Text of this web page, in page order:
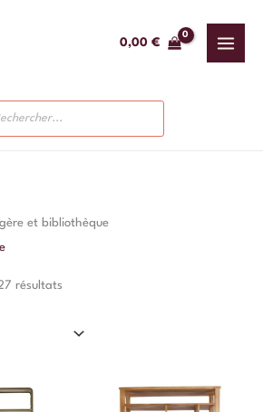
0,00 €
et bibliothèque
résultats